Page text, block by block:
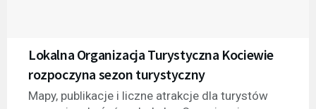
Lokalna Organizacja Turystyczna Kociewie
rozpoczyna sezon turystyczny
Mapy, publikacje i liczne atrakcje dla turystów